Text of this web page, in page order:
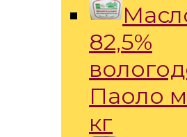
82,5%
Паоло
кг